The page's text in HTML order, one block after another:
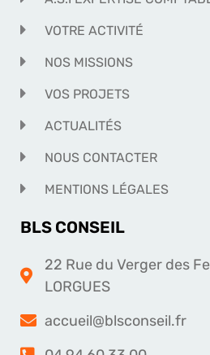
VOTRE ACTIVITÉ
NOS MISSIONS
VOS PROJETS
ACTUALITÉS
NOUS CONTACTER
MENTIONS LÉGALES
BLS CONSEIL
22 Rue du Verger des
LORGUES
accueil@blsconseil.fr